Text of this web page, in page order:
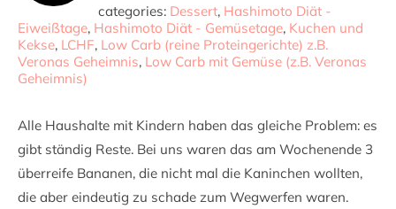
categories: Dessert, Hashimoto Diät -
Eiweißtage, Hashimoto Diät - Gemüsetage, Kuchen und
Kekse, LCHF, Low Carb (reine Proteingerichte) z.B.
Veronas Geheimnis, Low Carb mit Gemüse (z.B. Veronas
Geheimnis)
Alle Haushalte mit Kindern haben das gleiche Problem: es
gibt ständig Reste. Bei uns waren das am Wochenende 3
überreife Bananen, die nicht mal die Kaninchen wollten,
die aber eindeutig zu schade zum Wegwerfen waren.